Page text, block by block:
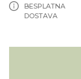
BESPLATNA
DOSTAVA